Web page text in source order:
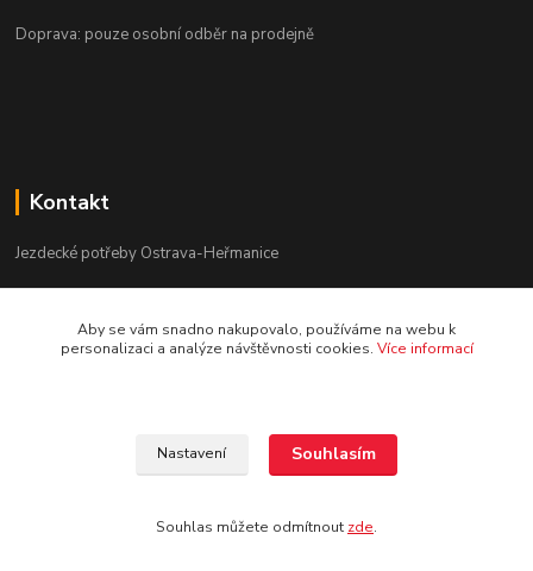
Doprava: pouze osobní odběr na prodejně
Kontakt
Jezdecké potřeby Ostrava-Heřmanice
Po-Pá 9:30 - 17:30
Aby se vám snadno nakupovalo, používáme na webu k
personalizaci a analýze návštěvnosti cookies. Více informací
Nastavení Souhlasím
Souhlas můžete odmítnout zde.